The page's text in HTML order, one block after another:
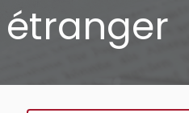
étranger